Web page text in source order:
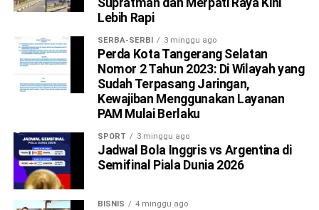
Supratman dan Merpati Raya Kini
Lebih Rapi
SERBA-SERBI 3 minggu ago
Perda Kota Tangerang Selatan
Nomor 2 Tahun 2023: Di Wilayah yang
Sudah Terpasang Jaringan,
Kewajiban Menggunakan Layanan
PAM Mulai Berlaku
SPORT 3 minggu ago
Jadwal Bola Inggris vs Argentina di
Semifinal Piala Dunia 2026
BISNIS 4 minggu ago